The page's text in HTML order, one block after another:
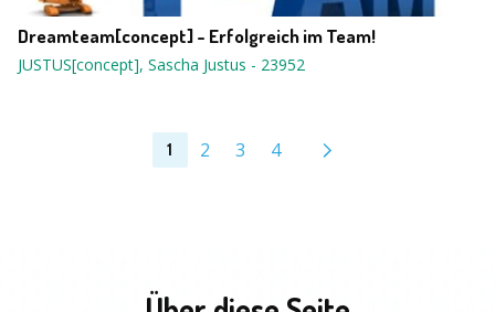
Dreamteam[concept] - Erfolgreich im Team!
JUSTUS[concept], Sascha Justus - 23952
1 2 3 4